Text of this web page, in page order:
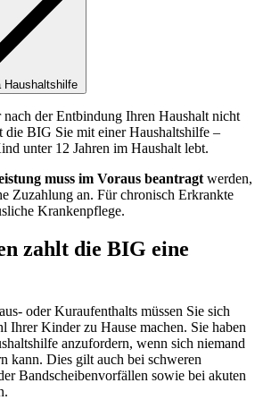
Haushaltshilfe
der Entbindung Ihren Haushalt nicht
die BIG Sie mit einer Haushaltshilfe –
unter 12 Jahren im Haushalt lebt.
muss im Voraus beantragt werden,
Zuzahlung an. Für chronisch Erkrankte
Krankenpflege.
zahlt die BIG eine
oder Kuraufenthalts müssen Sie sich
Ihrer Kinder zu Hause machen. Sie haben
anzufordern, wenn sich niemand
kann. Dies gilt auch bei schweren
Bandscheibenvorfällen sowie bei akuten